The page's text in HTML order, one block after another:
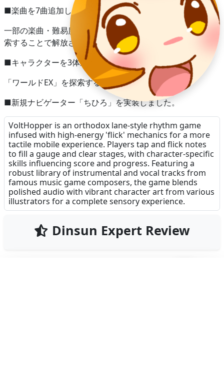
■楽曲を7曲追加しました。
一部の楽曲・難易度は、「ワールド0」「ワールドEX」を探
索することで解放されます。
■キャラクターを3体追加しました。
「ワールドEX」を探索することで解放されます。
■新規ナビゲーター「ちひろ」を実装しました。
ショップから購入することができます。
※スキル「DAMAGE」において、想定したスキル効果が発
動しないことがある現象を修正しました。
※スキル「JUST」の効果をやや上方調整しました。
※その他細かな不具合を修正しました。
VoltHopper is an orthodox lane-style rhythm game
infused with high-energy 'flick' mechanics for a more
tactile mobile experience. Players tap and flick notes
to fill a gauge and clear stages, with character-specific
skills influencing score and progress. Featuring a
robust library of instrumental and vocal tracks from
famous music game composers, the game blends
polished audio with vibrant character art from various
illustrators for a complete sensory experience.
Dinsun Expert Review